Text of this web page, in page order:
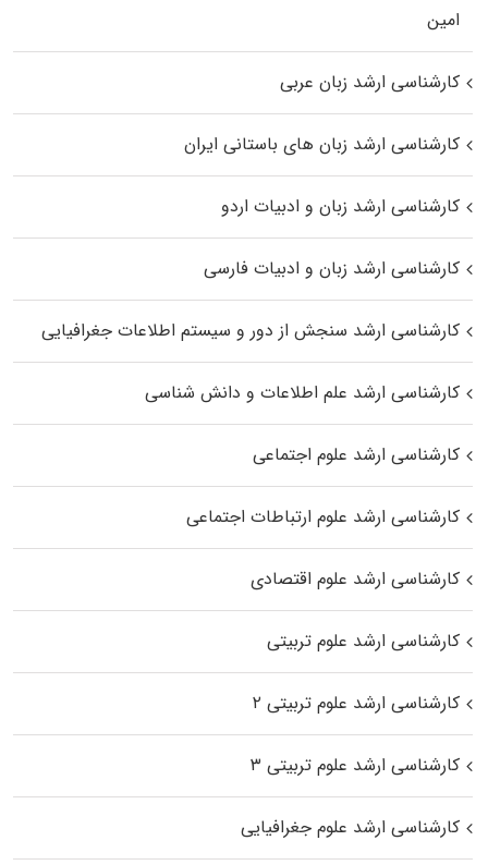
اﻣﻴﻦ
کارشناسی ارشد زبان عربی
کارشناسی ارشد زبان‌ های باستانی ایران
کارشناسی ارشد زبان و ادبیات اردو
کارشناسی ارشد زبان و ادبیات فارسی
کارشناسی ارشد سنجش از دور و سیستم اطلاعات جغرافیایی
کارشناسی ارشد علم اطلاعات و دانش شناسی
کارشناسی ارشد علوم اجتماعی
کارشناسی ارشد علوم ارتباطات اجتماعی
کارشناسی ارشد علوم اقتصادی
کارشناسی ارشد علوم تربیتی
کارشناسی ارشد علوم تربیتی ۲
کارشناسی ارشد علوم تربیتی ۳
کارشناسی ارشد علوم جغرافیایی